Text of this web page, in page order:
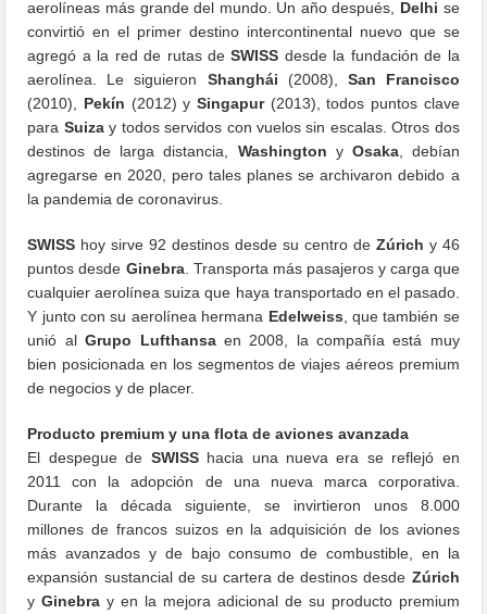
aerolíneas más grande del mundo. Un año después, Delhi se
convirtió en el primer destino intercontinental nuevo que se
agregó a la red de rutas deSWISS desde la fundación de la
aerolínea. Le siguieron Shanghái (2008), San Francisco
(2010), Pekín (2012) ySingapur(2013), todos puntos clave
para Suizay todos servidos con vuelos sin escalas. Otros dos
destinos de larga distancia, Washington y Osaka, debían
agregarse en 2020, pero tales planes se archivaron debido a
la pandemia de coronavirus.
SWISS hoy sirve 92 destinos desde su centro de Zúrich y 46
puntos desde Ginebra. Transporta más pasajeros y carga que
cualquier aerolínea suiza que haya transportado en el pasado.
Y junto con su aerolínea hermana Edelweiss , que también se
unió alGrupo Lufthansaen 2008, la compañía está muy
bien posicionada en los segmentos de viajes aéreos premium
de negocios y de placer.
Producto premium y una flota de aviones avanzada
El despegue de SWISShacia una nueva era se reflejó en
2011 con la adopción de una nueva marca corporativa.
Durante la década siguiente, se invirtieron unos 8.000
millones de francos suizos en la adquisición de los aviones
más avanzados y de bajo consumo de combustible, en la
expansión sustancial de su cartera de destinos desde Zúrich
yGinebra y en la mejora adicional de su producto premium